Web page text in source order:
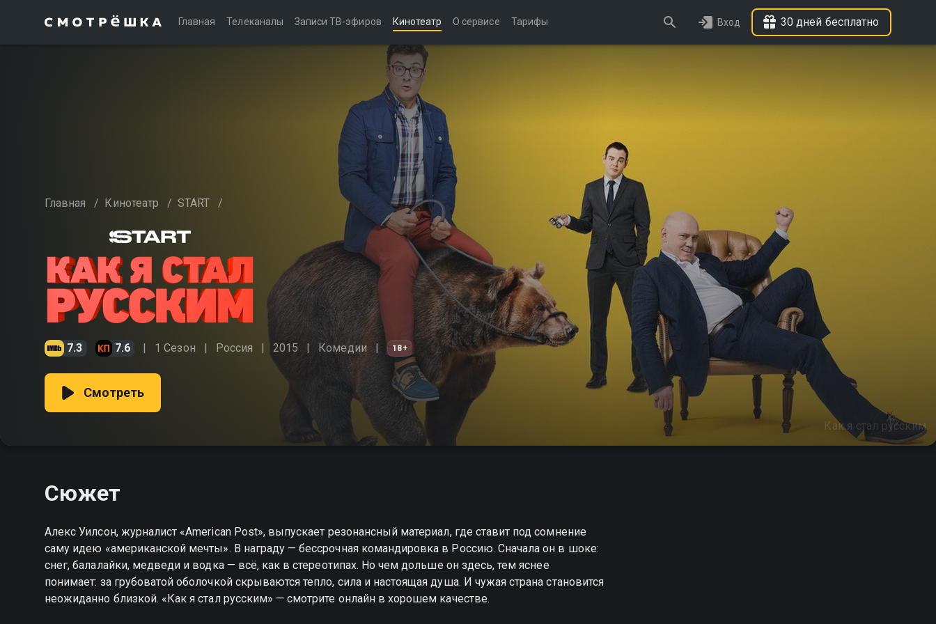
Главная Телеканалы Записи ТВ-эфиров Кинотеатр О сервисе Тарифы Вход 30 дней бесплатно
Главная / Кинотеатр / START /
7.3 7.6 1 Сезон Россия 2015 Комедии 18+
Как я стал русским
Смотреть
Сюжет
Алекс Уилсон, журналист «American Post», выпускает резонансный материал, где ставит под сомнение
саму идею «американской мечты». В награду — бессрочная командировка в Россию. Сначала он в шоке:
снег, балалайки, медведи и водка — всё, как в стереотипах. Но чем дольше он здесь, тем яснее
понимает: за грубоватой оболочкой скрываются тепло, сила и настоящая душа. И чужая страна становится
неожиданно близкой. «Как я стал русским» — смотрите онлайн в хорошем качестве.